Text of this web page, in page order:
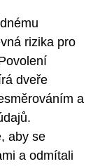
rizika pro
dveře
a
aby se
a odmítali